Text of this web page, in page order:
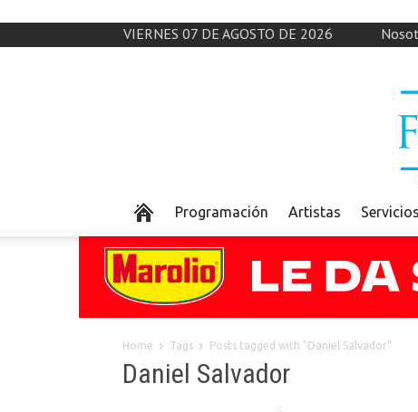
VIERNES 07 DE AGOSTO DE 2026
Programación Artistas Servicios
Home Tags Posts tagged with "Daniel Salvador"
Daniel Salvador